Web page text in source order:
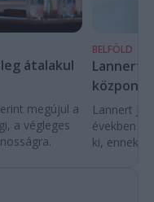
átalakul
megújul a
a végleges
BELFÖLD
Lannert
Lannert
években
ki, ennek